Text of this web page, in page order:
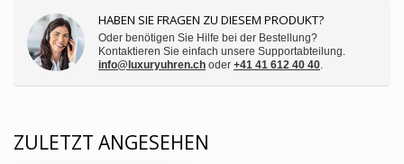
HABEN SIE FRAGEN ZU DIESEM PRODUKT?
Oder benötigen Sie Hilfe bei der Bestellung?
Kontaktieren Sie einfach unsere Supportabteilung.
info@luxuryuhren.ch oder +41 41 612 40 40
ZULETZT ANGESEHEN